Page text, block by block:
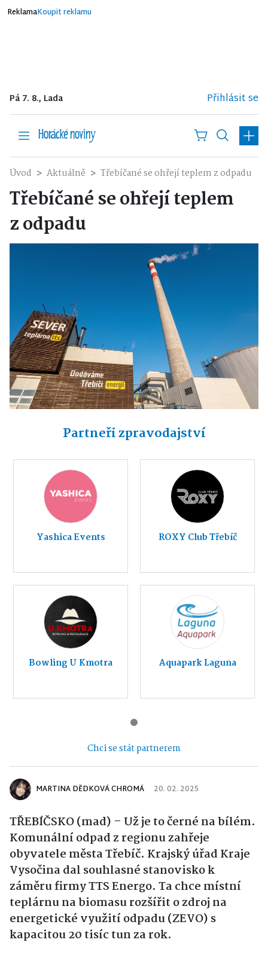
ReklamaKoupit reklamu
Pá 7. 8., Lada Přihlásit se
Úvod Aktuálně Třebíčané se ohřejí teplem z odpadu
Třebíčané se ohřejí teplem
z odpadu
Partneři zpravodajství
Yashica Events ROXY Club Třebíč
Bowling U Kmotra Aquapark Laguna
Chci se stát partnerem
MARTINA DĚDKOVÁ CHROMÁ 20. 02. 2025
TŘEBÍČSKO (mad) – Už je to černé na bílém.
Komunální odpad z regionu zahřeje
obyvatele města Třebíč. Krajský úřad Kraje
Vysočina dal souhlasné stanovisko k
záměru firmy TTS Energo. Ta chce místní
teplárnu na biomasu rozšířit o zdroj na
energetické využití odpadu (ZEVO) s
kapacitou 20 tisíc tun za rok.